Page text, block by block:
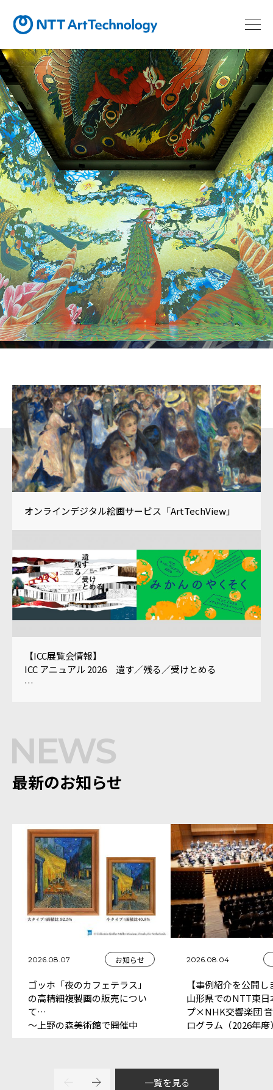
最先端テクノロジーで
様々な文化芸術を保存・継承、
さらに新たな価値を創出し
地域活性化に貢献します。
オンラインデジタル絵画サービス「ArtTechView」
【ICC展覧会情報】
ICC アニュアル 2026 遺す／残る／受けとめる
最新のお知らせ
2026.08.07 お知らせ
ゴッホ「夜のカフェテラス」
の高精細複製画の販売につい
て
～上野の森美術館で開催中
2026.08.04
【事例紹介を公開
山形県でのNTT東日
プ×NHK交響楽団
ログラム（2026年
一覧を見る